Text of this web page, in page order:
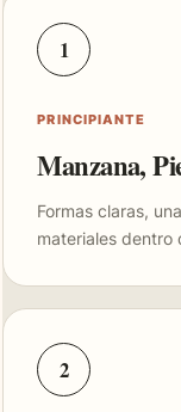
1
PRINCIPIANTE
Manzana,
Formas claras,
materiales dentro
2